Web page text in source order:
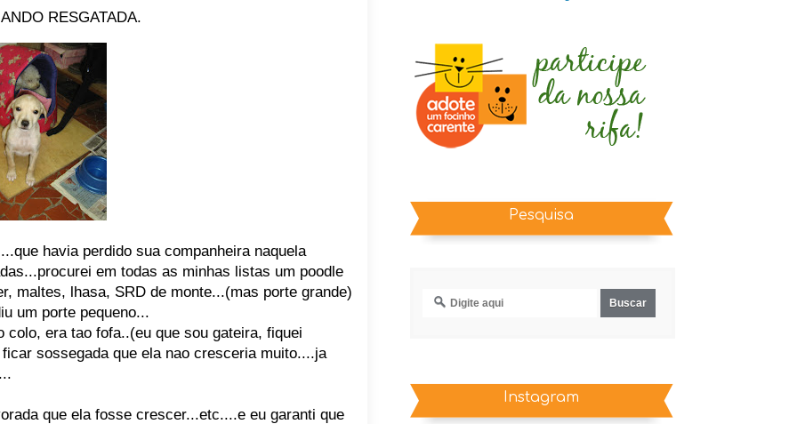
RESGATADA.
havia perdido sua companheira naquela
em todas as minhas listas um poodle
maltes, lhasa, SRD de monte...(mas porte grande)
um porte pequeno...
colo, era tao fofa..(eu que sou gateira, fiquei
sossegada que ela nao cresceria muito....ja
que ela fosse crescer...etc....e eu garanti que
Pesquisa
Instagram